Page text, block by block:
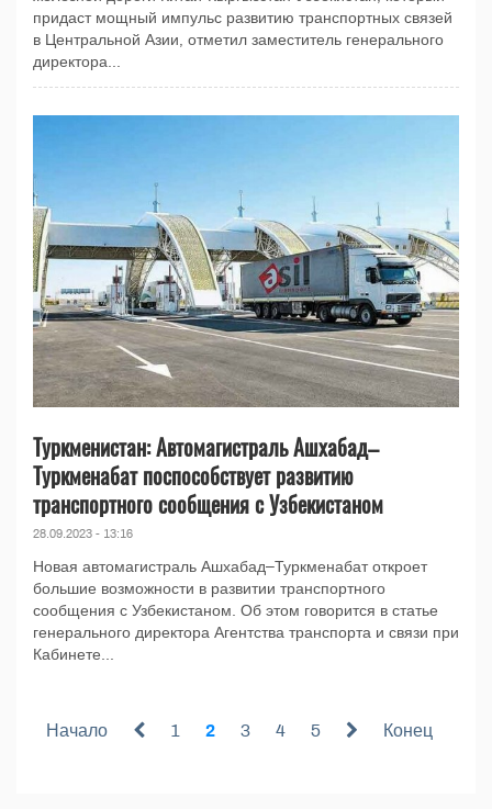
придаст мощный импульс развитию транспортных связей
в Центральной Азии, отметил заместитель генерального
директора...
Туркменистан: Автомагистраль Ашхабад–
Туркменабат поспособствует развитию
транспортного сообщения с Узбекистаном
28.09.2023 - 13:16
Новая автомагистраль Ашхабад–Туркменабат откроет
большие возможности в развитии транспортного
сообщения с Узбекистаном. Об этом говорится в статье
генерального директора Агентства транспорта и связи при
Кабинете...
Начало 1 2 3 4 5 Конец